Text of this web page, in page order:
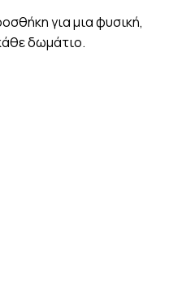
για μια φυσική,
δωμάτιο.